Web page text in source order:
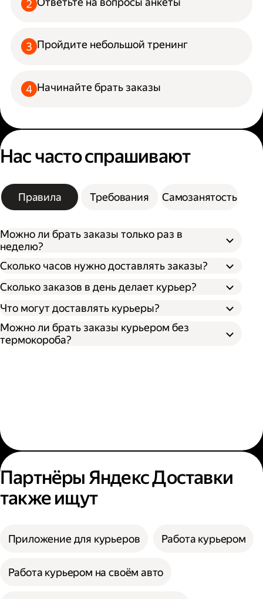
Пройдите небольшой тренинг
Начинайте брать заказы
Нас часто спрашивают
Правила Требования Самозанятость
Можно ли брать заказы только раз в
неделю?
Сколько часов нужно доставлять заказы?
Сколько заказов в день делает курьер?
Что могут доставлять курьеры?
Можно ли брать заказы курьером без
термокороба?
Партнёры Яндекс Доставки
также ищут
Приложение для курьеров Работа курьером
Работа курьером на своём авто